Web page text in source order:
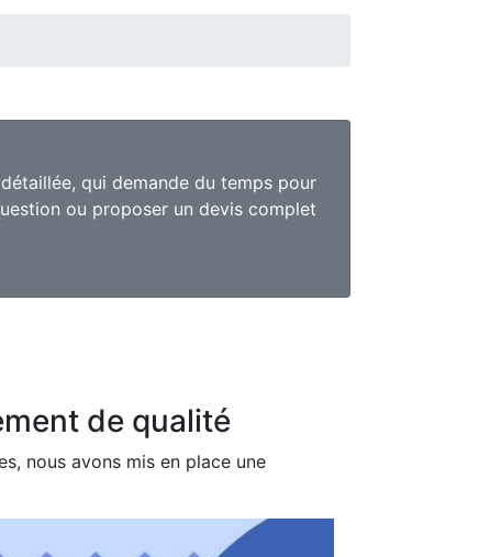
qui demande du temps pour
ou proposer un devis complet
de qualité
nous avons mis en place une